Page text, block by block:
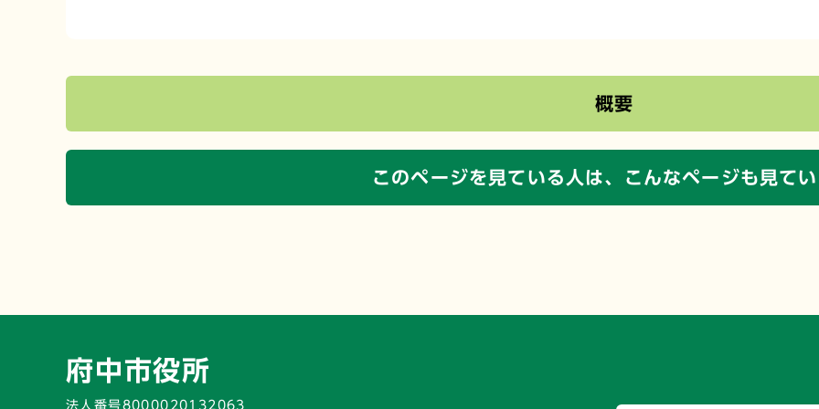
概要
このページを見ている人は、 こんなページも見て
府中市役所
法人番号8000020132063